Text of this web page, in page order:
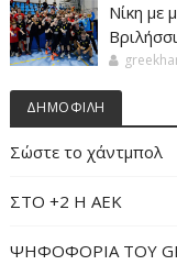
Νίκη με
ΔΗΜΟΦΙΛΗ
Σώστε το χάντμπολ
ΣΤΟ +2 Η ΑΕΚ
ΨΗΦΟΦΟΡΙΑ ΤΟΥ